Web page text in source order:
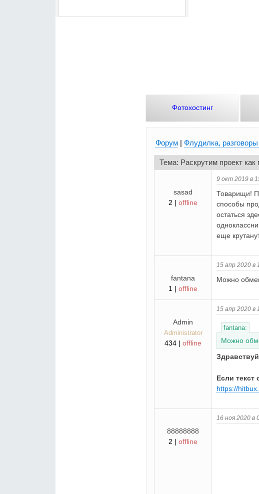
Фотохостинг
Форум | Флудилка,
Тема: Раскрутим проект
sasad
2 | offline
9 окт 2019 в
Товарищи!
способы
остаться
еще
fantana
1 | offline
15 апр 2020 в
Можно
Admin
Administrator
434 | offline
15 апр 2020 в
fantana:
Можно
Если текст
https://
88888888
2 | offline
16 ноя 2020 в